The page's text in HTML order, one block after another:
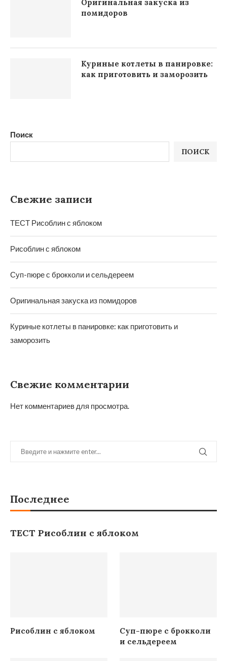
Поиск
ПОИСК
Свежие записи
ТЕСТ Рисоблин с яблоком
Рисоблин с яблоком
Суп-пюре с брокколи и сельдереем
Оригинальная закуска из помидоров
Куриные котлеты в панировке: как приготовить и
заморозить
Свежие комментарии
Нет комментариев для просмотра.
Последнее
ТЕСТ Рисоблин с яблоком
Рисоблин с яблоком
Суп-пюре с брокколи
и сельдереем
Оригинальная закуска из
помидоров
Куриные котлеты в панировке:
как приготовить и заморозить